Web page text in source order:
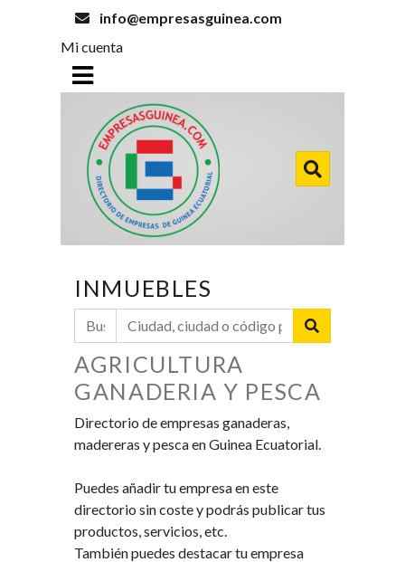
info@empresasguinea.com
Mi cuenta
INMUEBLES
AGRICULTURA
GANADERIA Y PESCA
Directorio de empresas ganaderas,
madereras y pesca en Guinea Ecuatorial.
Puedes añadir tu empresa en este
directorio sin coste y podrás publicar tus
productos, servicios, etc.
También puedes destacar tu empresa